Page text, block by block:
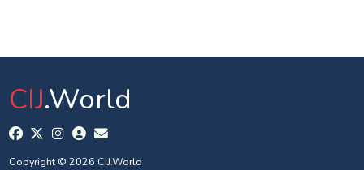
CIJ.World
Copyright © 2026 CIJ.World